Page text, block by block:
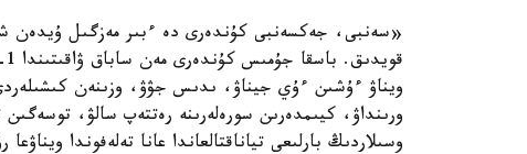
«سەنبى، جەكسەنبى كۇندەرى دە ءبىر مەزگىل ۇيدەن
ويناۋ ءۇشىن ءۇي جيناۋ، ىدىس جۋۋ، وزىنەن
ورىنداۋ، كيىمدەرىن سورەلەرىنە رەتتەپ سالۋ،
وسىلاردىڭ بارلىعى تياناقتالعاندا عانا تەلەفوندا